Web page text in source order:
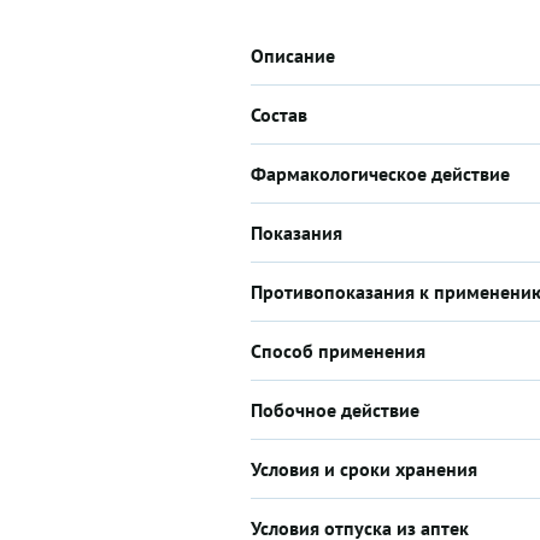
Описание
Состав
Фармакологическое действие
Показания
Противопоказания к
Способ применения
Побочное действие
Условия и сроки хранения
Условия отпуска из аптек